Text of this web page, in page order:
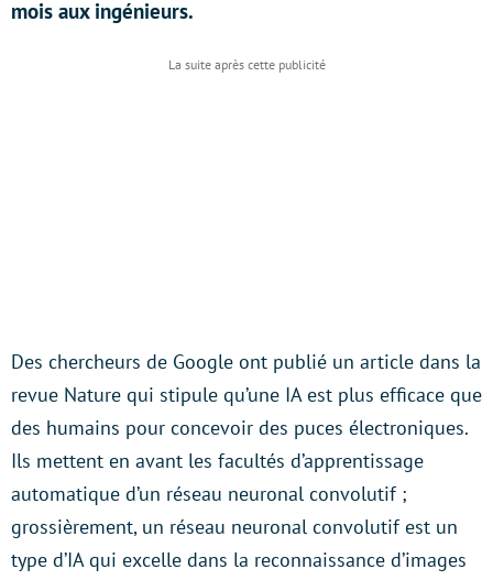
mois aux ingénieurs.
Des chercheurs de Google ont publié un article dans la
revue Nature qui stipule qu’une IA est plus efficace que
des humains pour concevoir des puces électroniques.
Ils mettent en avant les facultés d’apprentissage
automatique d’un réseau neuronal convolutif ;
grossièrement, un réseau neuronal convolutif est un
type d’IA qui excelle dans la reconnaissance d’images